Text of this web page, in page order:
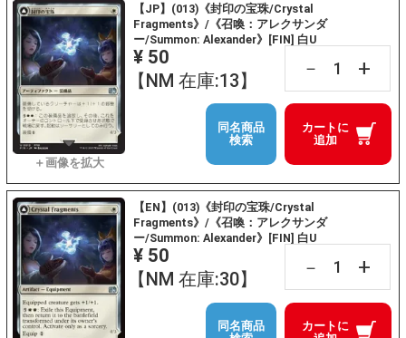
【JP】(013)《封印の宝珠/Crystal
Fragments》/《召喚：アレクサンダ
ー/Summon: Alexander》[FIN] 白U
¥ 50
【NM 在庫:13】
－ +
カートに
追加
同名商品
検索
【EN】(013)《封印の宝珠/Crystal
Fragments》/《召喚：アレクサンダ
ー/Summon: Alexander》[FIN] 白U
¥ 50
【NM 在庫:30】
－ +
カートに
同名商品